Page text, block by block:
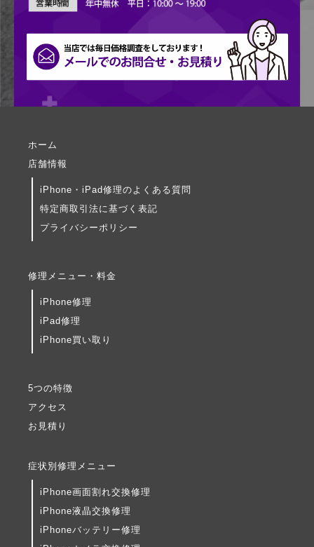
ホーム
店舗情報
iPhone・iPad修理のよくある質問
特定商取引法に基づく表記
プライバシーポリシー
修理メニュー・料金
iPhone修理
iPad修理
iPhone買い取り
5つの特徴
アクセス
お見積り
症状別修理メニュー
iPhone画面割れ交換修理
iPhone液晶交換修理
iPhoneバッテリー修理